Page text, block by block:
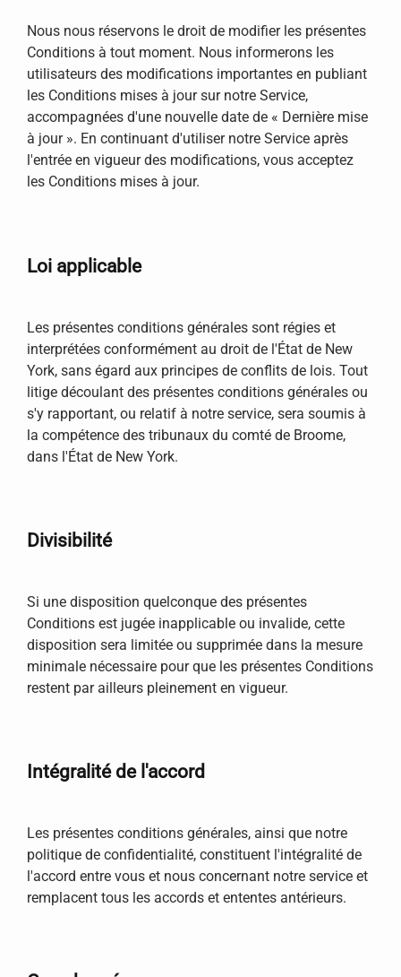
Nous nous réservons le droit de modifier les présentes
Conditions à tout moment. Nous informerons les
utilisateurs des modifications importantes en publiant
les Conditions mises à jour sur notre Service,
accompagnées d'une nouvelle date de « Dernière mise
à jour ». En continuant d'utiliser notre Service après
l'entrée en vigueur des modifications, vous acceptez
les Conditions mises à jour.
Loi applicable
Les présentes conditions générales sont régies et
interprétées conformément au droit de l'État de New
York, sans égard aux principes de conflits de lois. Tout
litige découlant des présentes conditions générales ou
s'y rapportant, ou relatif à notre service, sera soumis à
la compétence des tribunaux du comté de Broome,
dans l'État de New York.
Divisibilité
Si une disposition quelconque des présentes
Conditions est jugée inapplicable ou invalide, cette
disposition sera limitée ou supprimée dans la mesure
minimale nécessaire pour que les présentes Conditions
restent par ailleurs pleinement en vigueur.
Intégralité de l'accord
Les présentes conditions générales, ainsi que notre
politique de confidentialité, constituent l'intégralité de
l'accord entre vous et nous concernant notre service et
remplacent tous les accords et ententes antérieurs.